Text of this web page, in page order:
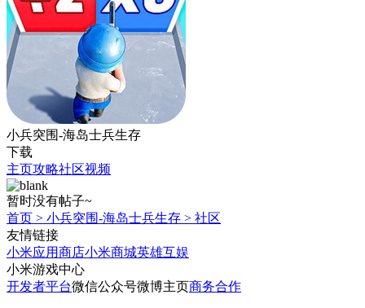
小兵突围-海岛士兵生存
下载
主页攻略社区视频
暂时没有帖子~
首页 > 小兵突围-海岛士兵生存 > 社区
友情链接
小米应用商店小米商城英雄互娱
小米游戏中心
开发者平台微信公众号微博主页商务合作